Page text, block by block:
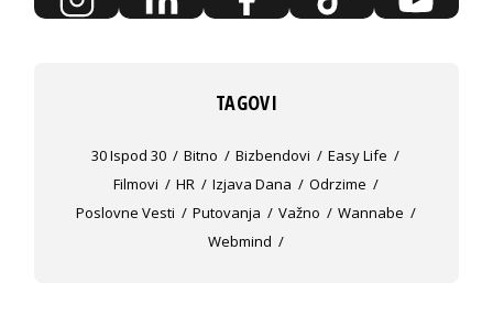
TAGOVI
30 Ispod 30 Bitno Bizbendovi
Easy Life
Filmovi
HR Izjava Dana
Odrzime
Poslovne Vesti
Putovanja Važno
Wannabe
Webmind